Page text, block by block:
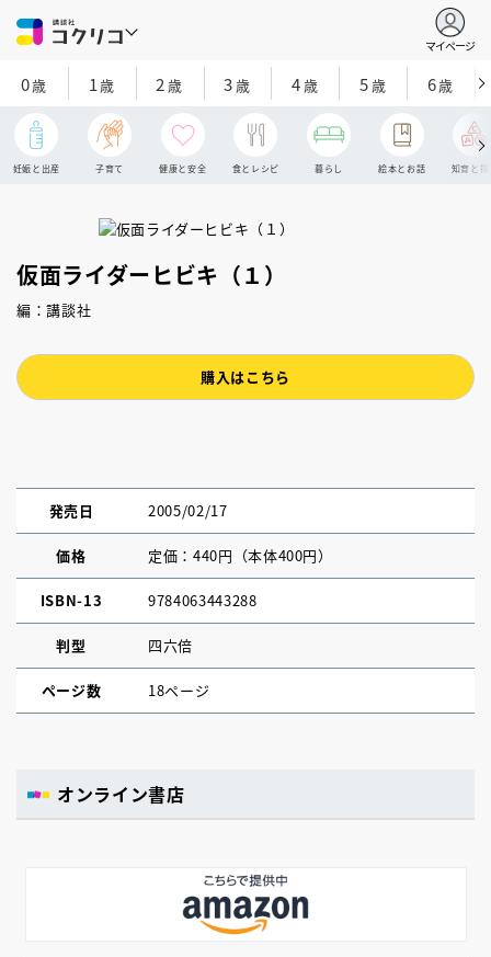
マイページ
0歳 1歳 2 歳 3歳 4歳 5歳 6歳
妊娠と出産 子育て 健康と安全 食とレシピ 暮らし 絵本とお話 知育と探
仮面ライダーヒビキ（１）
編：講談社
購入はこちら
発売日 2005/02/17
価格 定価：440円（本体400円）
ISBN-13 9784063443288
判型 四六倍
ページ数 18ページ
オンライン書店